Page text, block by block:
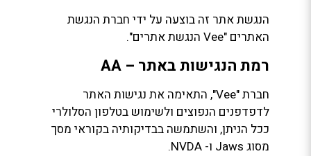
הנגשת אתר זה בוצעה על ידי חברת הנגשת
האתרים "Vee הנגשת אתרים".
רמת הנגישות באתר – AA
חברת "Vee", התאימה את נגישות האתר
לדפדפנים הנפוצים ולשימוש בטלפון הסלולרי
ככל הניתן, והשתמשה בבדיקותיה בקוראי מסך
מסוג Jaws ו- NVDA.